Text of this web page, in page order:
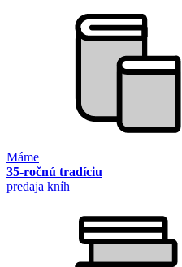
Máme
35-ročnú tradíciu
predaja kníh